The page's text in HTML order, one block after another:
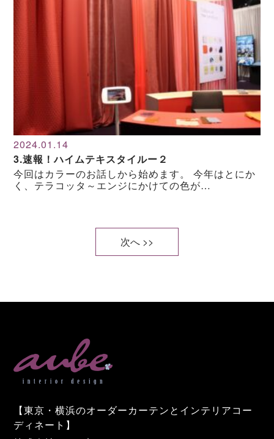
2024.01.14
3.速報！ハイムテキスタイルー２
今回はカラーのお話しから始めます。 今年はとにか
く、テラコッタ～エンジにかけての色が…
次へ >>
【東京・横浜のオーダーカーテンとインテリアコー
ディネート】